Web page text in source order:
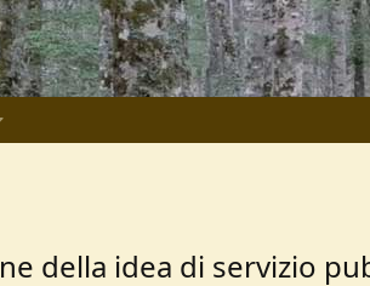
della idea di servizio